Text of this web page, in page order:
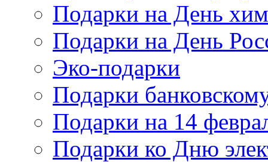
Подарки на День
Подарки на День
Эко-подарки
Подарки
Подарки на 14
Подарки ко Дню